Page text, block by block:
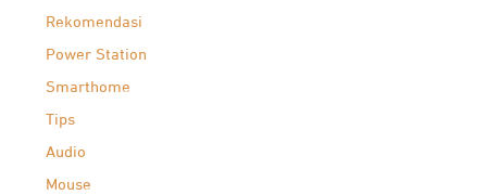
Rekomendasi
Power Station
Smarthome
Tips
Audio
Mouse